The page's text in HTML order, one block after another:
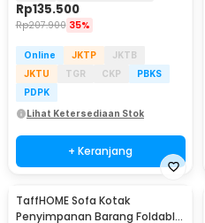
Rp135.500
Rp207.900 35%
Online JKTP
JKTB
JKTU
TGR CKP
PBKS
PDPK
Lihat Ketersediaan Stok
+ Keranjang
TaffHOME Sofa Kotak
Penyimpanan Barang Foldable